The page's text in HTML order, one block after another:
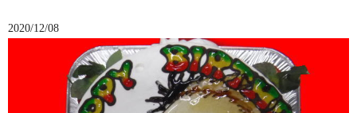
2020/12/08